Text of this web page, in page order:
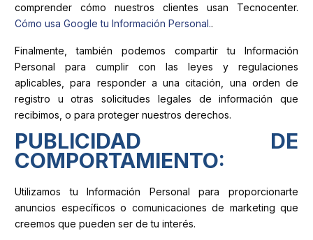
comprender cómo nuestros clientes usan Tecnocenter.
Cómo usa Google tu Información Personal..
Finalmente, también podemos compartir tu Información
Personal para cumplir con las leyes y regulaciones
aplicables, para responder a una citación, una orden de
registro u otras solicitudes legales de información que
recibimos, o para proteger nuestros derechos.
PUBLICIDAD DE
COMPORTAMIENTO:
Utilizamos tu Información Personal para proporcionarte
anuncios específicos o comunicaciones de marketing que
creemos que pueden ser de tu interés.